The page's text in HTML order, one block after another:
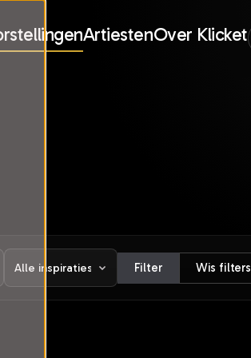
ArtiestenOver Klicket
Filter Wis filters